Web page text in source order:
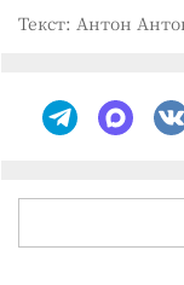
Текст: Антон